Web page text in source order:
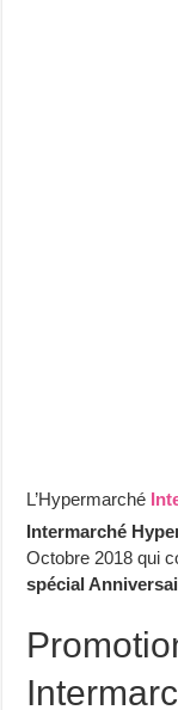
L’Hypermarché
Intermarché
Octobre 2018 qui
spécial